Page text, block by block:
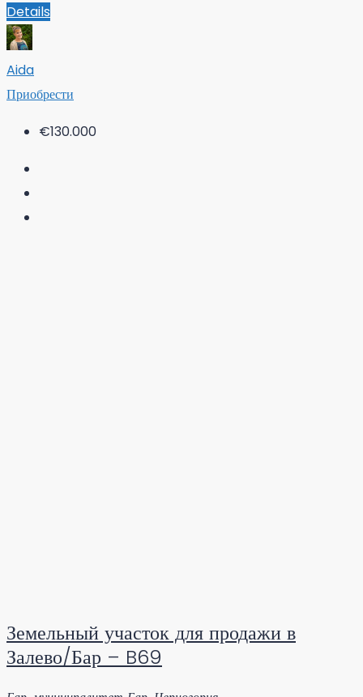
Details
Aida
Приобрести
€130.000
Земельный участок для продажи в
Залево/Бар – B69